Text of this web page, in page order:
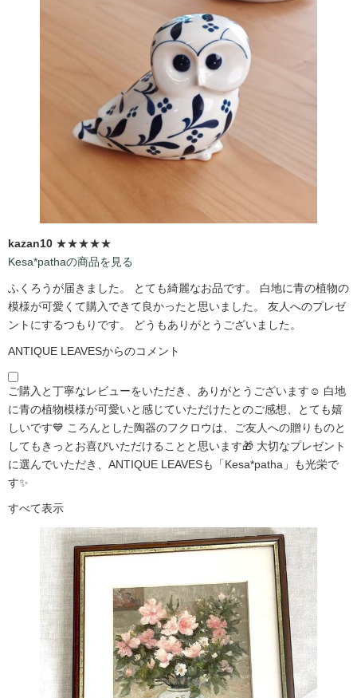
kazan10 ★★★★★
Kesa*pathaの商品を見る
ふくろうが届きました。 とても綺麗なお品です。 白地に青の植物の
模様が可愛くて購入できて良かったと思いました。 友人へのプレゼ
ントにするつもりです。 どうもありがとうございました。
ANTIQUE LEAVESからのコメント
ご購入と丁寧なレビューをいただき、ありがとうございます☺️ 白地
に青の植物模様が可愛いと感じていただけたとのご感想、とても嬉
しいです💙 ころんとした陶器のフクロウは、ご友人への贈りものと
してもきっとお喜びいただけることと思います🎁 大切なプレゼント
に選んでいただき、ANTIQUE LEAVESも「Kesa*patha」も光栄で
す✨
すべて表示